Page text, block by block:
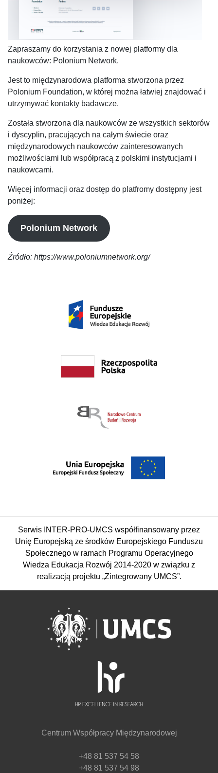
Zapraszamy do korzystania z nowej platformy dla
naukowców: Polonium Network.
Jest to międzynarodowa platforma stworzona przez
Polonium Foundation, w której można łatwiej znajdować i
utrzymywać kontakty badawcze.
Została stworzona dla naukowców ze wszystkich sektorów
i dyscyplin, pracujących na całym świecie oraz
międzynarodowych naukowców zainteresowanych
możliwościami lub współpracą z polskimi instytucjami i
naukowcami.
Więcej informacji oraz dostęp do platfromy dostępny jest
poniżej:
Polonium Network
Źródło: https://www.poloniumnetwork.org/
Serwis INTER-PRO-UMCS współfinansowany przez
Unię Europejską ze środków Europejskiego Funduszu
Społecznego w ramach Programu Operacyjnego
Wiedza Edukacja Rozwój 2014-2020 w związku z
realizacją projektu „Zintegrowany UMCS”.
Centrum Współpracy Międzynarodowej
+48 81 537 54 58
+48 81 537 54 98